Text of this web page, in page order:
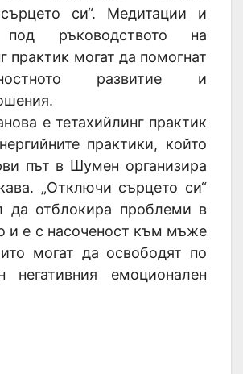
си“. Медитации и
под ръководството на
практик могат да помогнат
развитие и
е тетахийлинг практик
практики, който
път в Шумен организира
„Отключи сърцето си“
да отблокира проблеми в
и е с насоченост към мъже
могат да освободят по
негативния емоционален